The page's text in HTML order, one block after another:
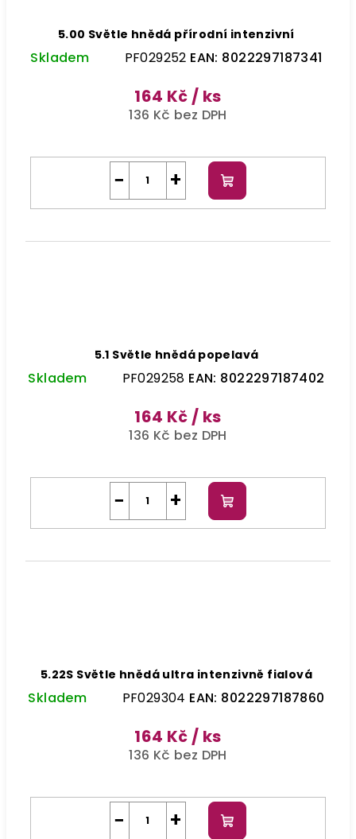
5.00 Světle hnědá přírodní intenzivní
Skladem PF029252 EAN: 8022297187341
164 Kč / ks
136 Kč bez DPH
+
− Do
košíku
5.1 Světle hnědá popelavá
Skladem PF029258 EAN: 8022297187402
164 Kč / ks
136 Kč bez DPH
+
− Do
košíku
5.22S Světle hnědá ultra intenzivně fialová
Skladem PF029304 EAN: 8022297187860
164 Kč / ks
136 Kč bez DPH
+
− Do